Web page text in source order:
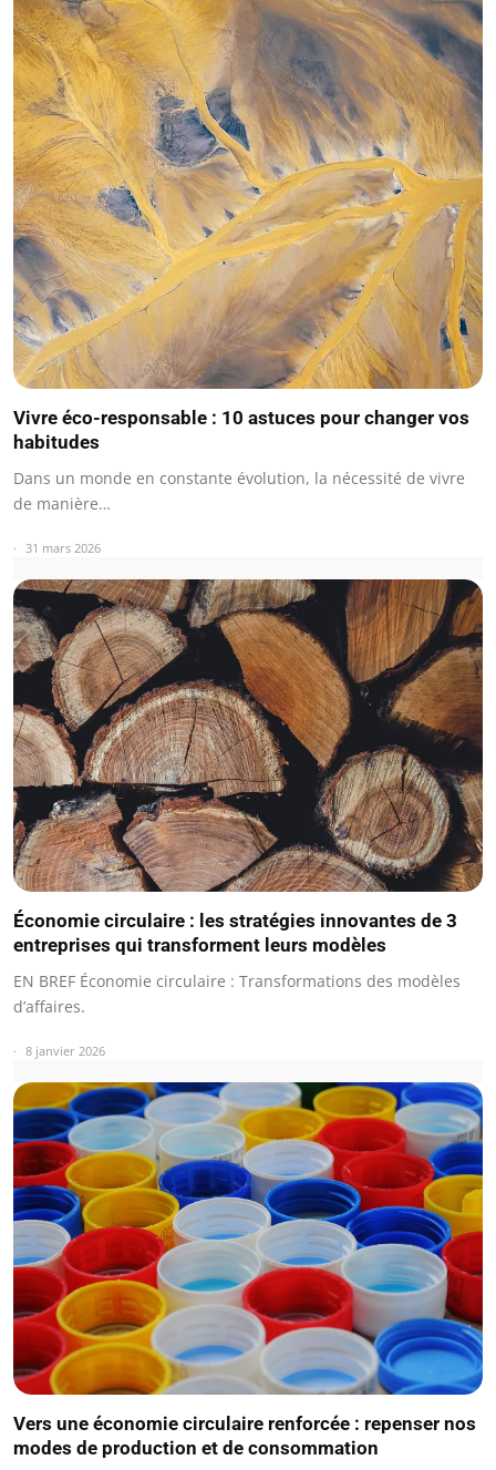
Vivre éco-responsable : 10 astuces pour changer vos
habitudes
Dans un monde en constante évolution, la nécessité de vivre
de manière…
31 mars 2026
Économie circulaire : les stratégies innovantes de 3
entreprises qui transforment leurs modèles
EN BREF Économie circulaire : Transformations des modèles
d’affaires.
8 janvier 2026
Vers une économie circulaire renforcée : repenser nos
modes de production et de consommation